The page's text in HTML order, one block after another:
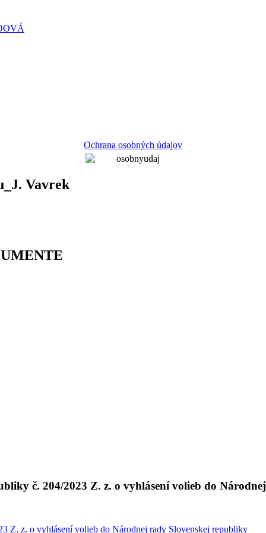
Ochrana osobných údajov
Vavrek
č. 204/2023 Z. z. o vyhlásení volieb do
Z. z. o vyhlásení volieb do Národnej rady Slovenskej republiky